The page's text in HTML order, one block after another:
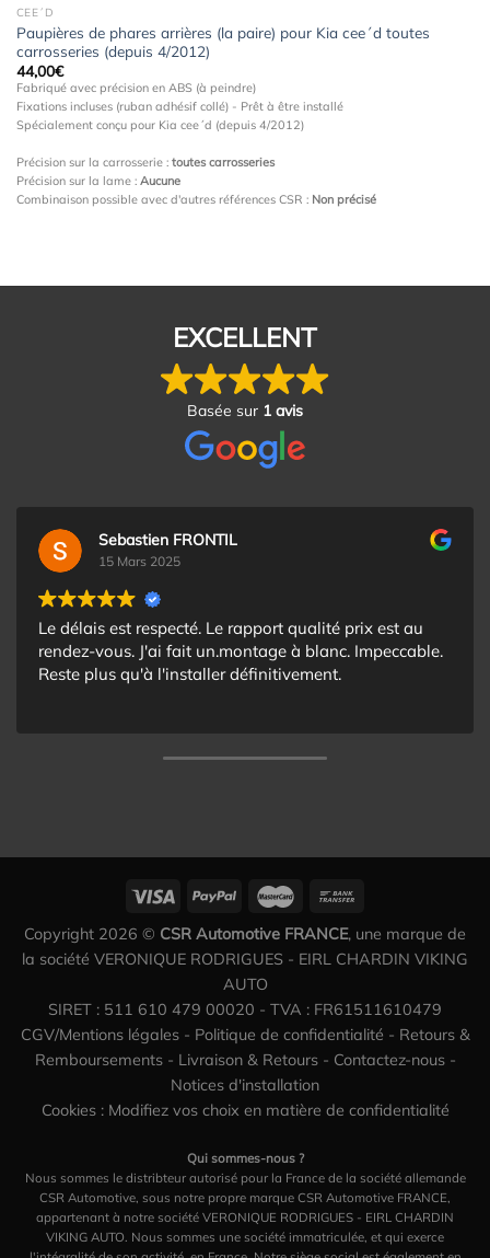
CEE´D
Paupières de phares arrières (la paire) pour Kia cee´d toutes
carrosseries (depuis 4/2012)
44,00€
Fabriqué avec précision en ABS (à peindre)
Fixations incluses (ruban adhésif collé) - Prêt à être installé
Spécialement conçu pour Kia cee´d (depuis 4/2012)
Précision sur la carrosserie : toutes carrosseries
Précision sur la lame : Aucune
Combinaison possible avec d'autres références CSR : Non précisé
EXCELLENT
Basée sur 1 avis
Sebastien FRONTIL
15 Mars 2025
Le délais est respecté. Le rapport qualité prix est au
rendez-vous. J'ai fait un.montage à blanc. Impeccable.
Reste plus qu'à l'installer définitivement.
Copyright 2026 © CSR Automotive FRANCE, une marque de
la société VERONIQUE RODRIGUES - EIRL CHARDIN VIKING
AUTO
SIRET : 511 610 479 00020 - TVA : FR61511610479
CGV/Mentions légales- Politique de confidentialité - Retours &
Remboursements- Livraison & Retours- Contactez-nous-
Notices d'installation
Cookies : Modifiez vos choix en matière de confidentialité
Qui sommes-nous ?
Nous sommes le distribteur autorisé pour la France de la société allemande
CSR Automotive, sous notre propre marque CSR Automotive FRANCE,
appartenant à notre société VERONIQUE RODRIGUES - EIRL CHARDIN
VIKING AUTO. Nous sommes une société immatriculée, et qui exerce